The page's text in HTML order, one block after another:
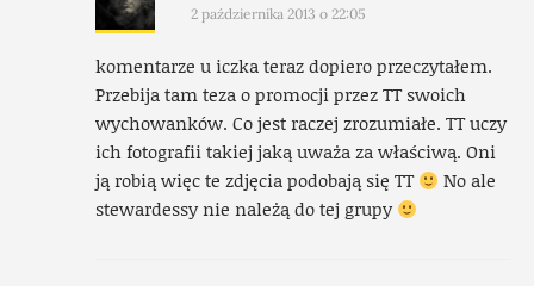
2 października 2013 o 22:05
komentarze u iczka teraz dopiero przeczytałem.
Przebija tam teza o promocji przez TT swoich
wychowanków. Co jest raczej zrozumiałe. TT uczy
ich fotografii takiej jaką uważa za właściwą. Oni
ją robią więc te zdjęcia podobają się TT
No ale
stewardessy nie należą do tej grupy